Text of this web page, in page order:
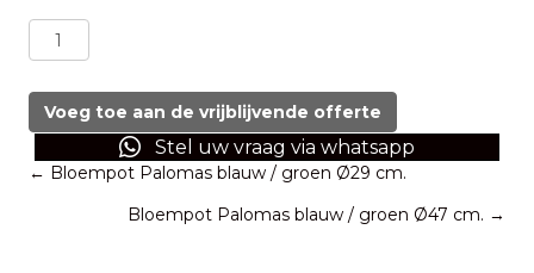
Bloempot
Palomas
/
groen
cm.
Voeg toe aan de vrijblijvende offerte
Stel uw vraag via whatsapp
Posts
navigation
← Bloempot Palomas blauw / groen Ø29 cm.
Bloempot Palomas blauw / groen Ø47 cm. →